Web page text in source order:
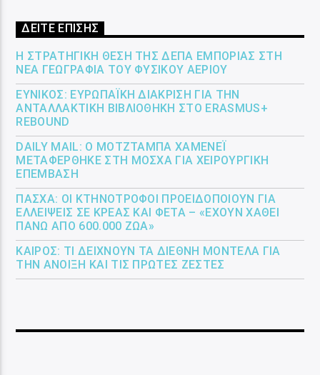
ΔΕΙΤΕ ΕΠΙΣΗΣ
Η ΣΤΡΑΤΗΓΙΚΉ ΘΈΣΗ ΤΗΣ ΔΕΠΑ ΕΜΠΟΡΊΑΣ ΣΤΗ
ΝΈΑ ΓΕΩΓΡΑΦΊΑ ΤΟΥ ΦΥΣΙΚΟΎ ΑΕΡΊΟΥ
ΕΎΝΙΚΟΣ: ΕΥΡΩΠΑΪΚΉ ΔΙΆΚΡΙΣΗ ΓΙΑ ΤΗΝ
ΑΝΤΑΛΛΑΚΤΙΚΉ ΒΙΒΛΙΟΘΉΚΗ ΣΤΟ ERASMUS+
REBOUND
DAILY MAIL: Ο ΜΟΤΖΤΆΜΠΑ ΧΑΜΕΝΕΪ́
ΜΕΤΑΦΈΡΘΗΚΕ ΣΤΗ ΜΌΣΧΑ ΓΙΑ ΧΕΙΡΟΥΡΓΙΚΉ
ΕΠΈΜΒΑΣΗ
ΠΆΣΧΑ: ΟΙ ΚΤΗΝΟΤΡΌΦΟΙ ΠΡΟΕΙΔΟΠΟΙΟΎΝ ΓΙΑ
ΕΛΛΕΊΨΕΙΣ ΣΕ ΚΡΈΑΣ ΚΑΙ ΦΈΤΑ – «ΈΧΟΥΝ ΧΑΘΕΊ
ΠΆΝΩ ΑΠΌ 600.000 ΖΏΑ»
ΚΑΙΡΌΣ: ΤΙ ΔΕΊΧΝΟΥΝ ΤΑ ΔΙΕΘΝΉ ΜΟΝΤΈΛΑ ΓΙΑ
ΤΗΝ ΆΝΟΙΞΗ ΚΑΙ ΤΙΣ ΠΡΏΤΕΣ ΖΈΣΤΕΣ